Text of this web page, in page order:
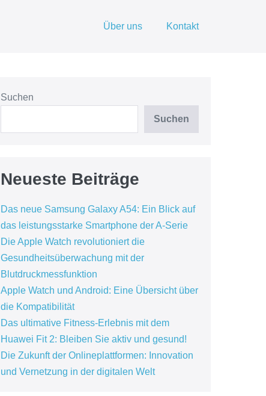
Über uns Kontakt
Suchen
Suchen
Neueste Beiträge
Das neue Samsung Galaxy A54: Ein Blick auf
das leistungsstarke Smartphone der A-Serie
Die Apple Watch revolutioniert die
Gesundheitsüberwachung mit der
Blutdruckmessfunktion
Apple Watch und Android: Eine Übersicht über
die Kompatibilität
Das ultimative Fitness-Erlebnis mit dem
Huawei Fit 2: Bleiben Sie aktiv und gesund!
Die Zukunft der Onlineplattformen: Innovation
und Vernetzung in der digitalen Welt